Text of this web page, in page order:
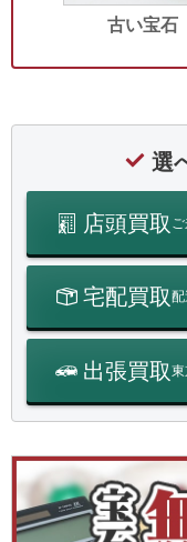
古い宝石
選
店頭買取
宅配買取配
出張買取東